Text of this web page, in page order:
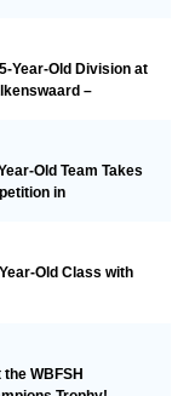
Year-Old Division at
–
Old Team Takes
in
Old Class with
WBFSH